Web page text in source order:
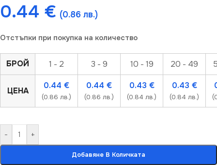
0.44 € (0.86 лв.)
Отстъпки при покупка на количество
БРОЙ 1 - 2 3 - 9 10 - 19 20 - 49
ЦЕНА
0.44 €
(0.86 лв.)
0.44 €
(0.86 лв.)
0.43 €
(0.84 лв.)
0.43 €
(0.84 лв.)
- +
Добавяне В Количката